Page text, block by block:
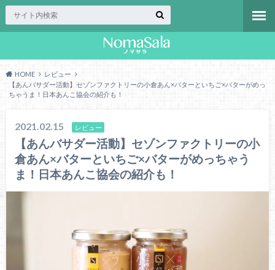
HOME
レビュー
【あんバサダー活動】セゾンファクトリーの小倉あん×バターといちご×バターがめっ
ちゃうま！日本あんこ協会の紹介も！
2021.02.15 レビュー
【あんバサダー活動】セゾンファクトリーの小
倉あん×バターといちご×バターがめっちゃう
ま！日本あんこ協会の紹介も！